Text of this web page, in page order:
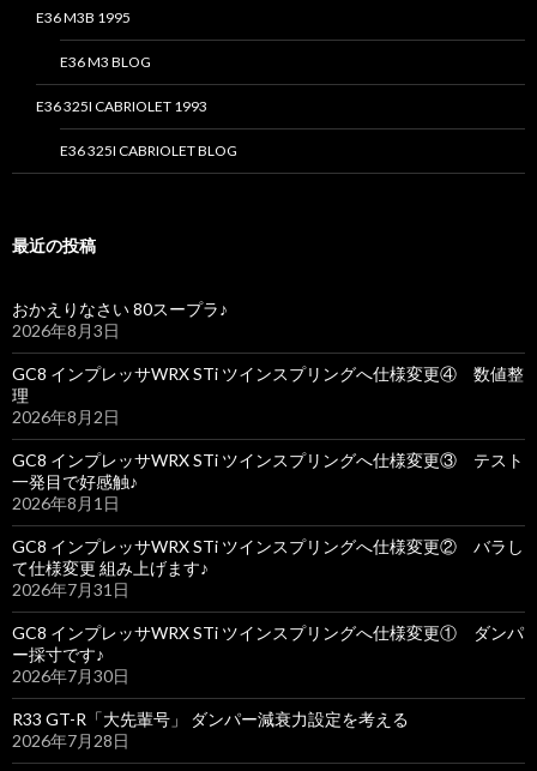
E36 M3B 1995
E36 M3 BLOG
E36 325I CABRIOLET 1993
E36 325I CABRIOLET BLOG
最近の投稿
おかえりなさい 80スープラ♪
2026年8月3日
GC8 インプレッサWRX STi ツインスプリングへ仕様変更④ 数値整
理
2026年8月2日
GC8 インプレッサWRX STi ツインスプリングへ仕様変更③ テスト
一発目で好感触♪
2026年8月1日
GC8 インプレッサWRX STi ツインスプリングへ仕様変更② バラし
て仕様変更 組み上げます♪
2026年7月31日
GC8 インプレッサWRX STi ツインスプリングへ仕様変更① ダンパ
ー採寸です♪
2026年7月30日
R33 GT-R「大先輩号」 ダンパー減衰力設定を考える
2026年7月28日